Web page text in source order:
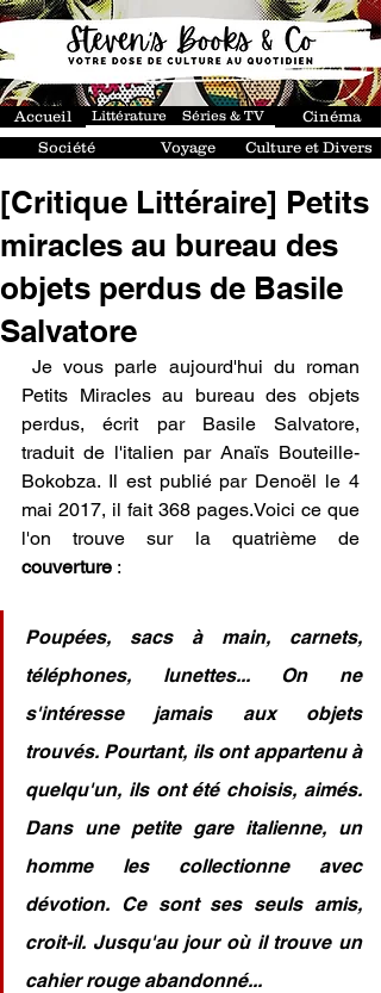
Cinéma
Culture et Divers
Séries & TV
Voyage
Société
Accueil Littérature
[Critique Littéraire] Petits
miracles au bureau des
objets perdus de Basile
Salvatore
Je vous parle aujourd'hui du roman
Petits Miracles au bureau des objets
perdus, écrit par Basile Salvatore,
traduit de l'italien par Anaïs Bouteille-
Bokobza. Il est publié par Denoël le 4
mai 2017, il fait 368 pages.Voici ce que
couverture :
Poupées, sacs à main, carnets,
téléphones, lunettes... On ne
s'intéresse jamais aux objets
trouvés. Pourtant, ils ont appartenu à
quelqu'un, ils ont été choisis, aimés.
Dans une petite gare italienne, un
homme les collectionne avec
dévotion. Ce sont ses seuls amis,
croit-il. Jusqu'au jour où il trouve un
cahier rouge abandonné...